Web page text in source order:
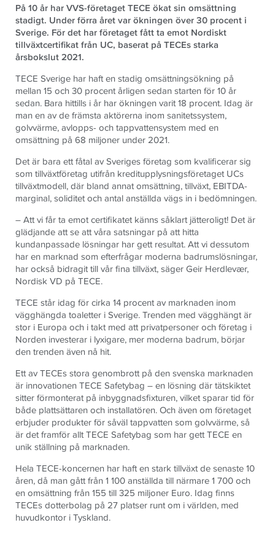
På 10 år har VVS-företaget TECE ökat sin omsättning
stadigt. Under förra året var ökningen över 30 procent i
Sverige. För det har företaget fått ta emot Nordiskt
tillväxtcertifikat från UC, baserat på TECEs starka
årsbokslut 2021.
TECE Sverige har haft en stadig omsättningsökning på
mellan 15 och 30 procent årligen sedan starten för 10 år
sedan. Bara hittills i år har ökningen varit 18 procent. Idag är
man en av de främsta aktörerna inom sanitetssystem,
golvvärme, avlopps- och tappvattensystem med en
omsättning på 68 miljoner under 2021.
Det är bara ett fåtal av Sveriges företag som kvalificerar sig
som tillväxtföretag utifrån kreditupplysningsföretaget UCs
tillväxtmodell, där bland annat omsättning, tillväxt, EBITDA-
marginal, soliditet och antal anställda vägs in i bedömningen.
– Att vi får ta emot certifikatet känns såklart jätteroligt! Det är
glädjande att se att våra satsningar på att hitta
kundanpassade lösningar har gett resultat. Att vi dessutom
har en marknad som efterfrågar moderna badrumslösningar,
har också bidragit till vår fina tillväxt, säger Geir Herdlevær,
Nordisk VD på TECE.
TECE står idag för cirka 14 procent av marknaden inom
vägghängda toaletter i Sverige. Trenden med vägghängt är
stor i Europa och i takt med att privatpersoner och företag i
Norden investerar i lyxigare, mer moderna badrum, börjar
den trenden även nå hit.
Ett av TECEs stora genombrott på den svenska marknaden
är innovationen TECE Safetybag – en lösning där tätskiktet
sitter förmonterat på inbyggnadsfixturen, vilket sparar tid för
både plattsättaren och installatören. Och även om företaget
erbjuder produkter för såväl tappvatten som golvvärme, så
är det framför allt TECE Safetybag som har gett TECE en
unik ställning på marknaden.
Hela TECE-koncernen har haft en stark tillväxt de senaste 10
åren, då man gått från 1 100 anställda till närmare 1 700 och
en omsättning från 155 till 325 miljoner Euro. Idag finns
TECEs dotterbolag på 27 platser runt om i världen, med
huvudkontor i Tyskland.